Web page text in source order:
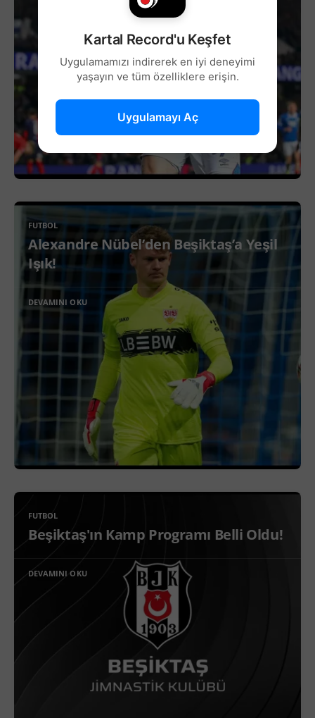
FUTBOL
Alexandre Nübel’den Beşiktaş’a Yeşil
Işık!
DEVAMINI OKU
FUTBOL
Beşiktaş'ın Kamp Programı Belli Oldu!
DEVAMINI OKU
Kartal Record'u Keşfet
Uygulamamızı indirerek en iyi deneyimi
yaşayın ve tüm özelliklere erişin.
Uygulamayı Aç